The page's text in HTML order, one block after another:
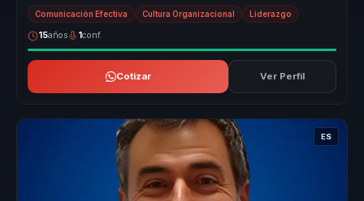
narrativas memorables ...
Comunicación Efectiva Cultura Organizacional Liderazgo
15años 1conf.
Cotizar Ver Perfil
ES